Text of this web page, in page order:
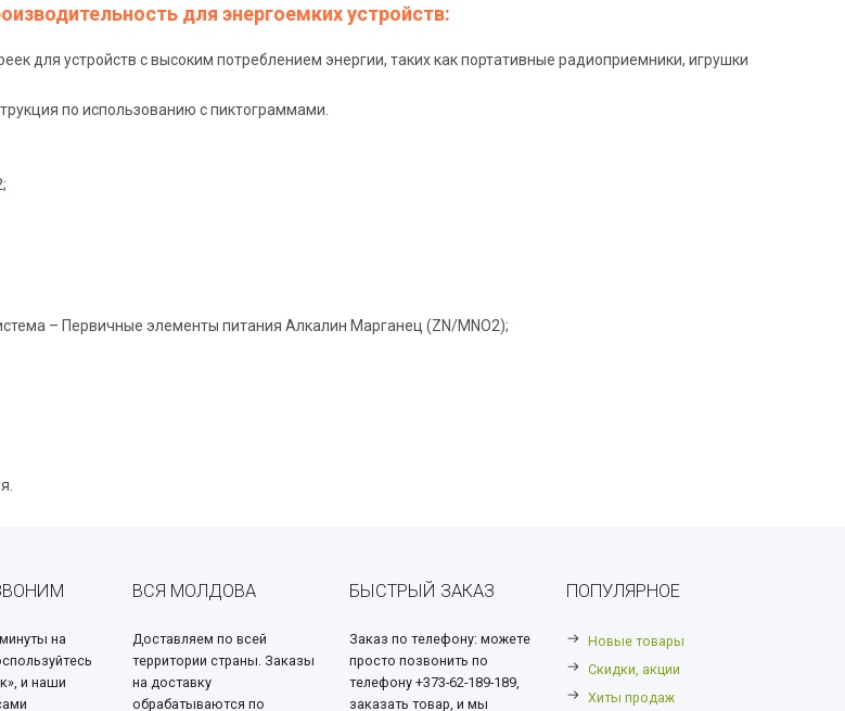
для энергоемких устройств:
для устройств с высоким потреблением энергии, таких как портативные радиоприемники, игрушки
по использованию с пиктограммами.
– Первичные элементы питания Алкалин Марганец (ZN/MNO2);
на
и наши
ВСЯ МОЛДОВА
Доставляем по всей
территории страны. Заказы
на доставку
обрабатываются по
БЫСТРЫЙ ЗАКАЗ
Заказ по телефону: можете
просто позвонить по
телефону +373-62-189-189,
заказать товар, и мы
ПОПУЛЯРНОЕ
Новые товары
Скидки, акции
Хиты продаж